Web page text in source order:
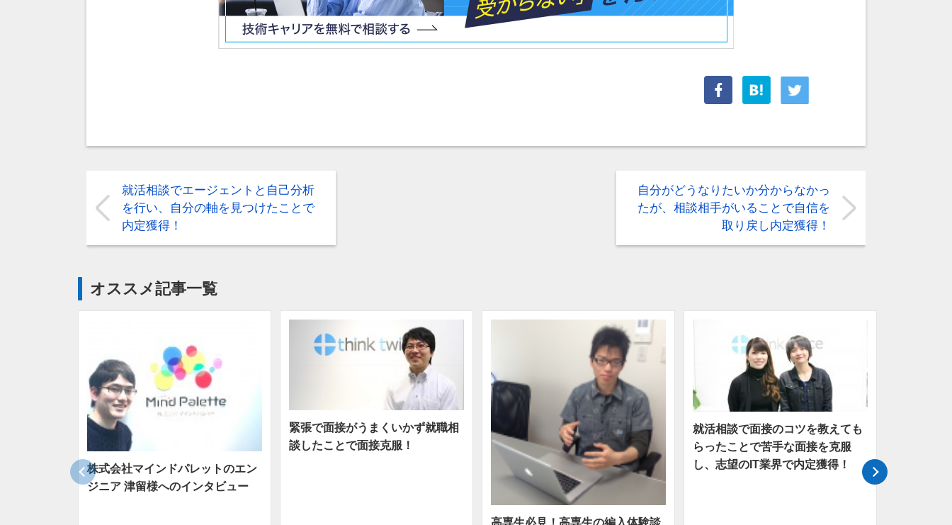
就活相談でエージェントと自己分析
を行い、自分の軸を見つけたことで
内定獲得！
自分がどうなりたいか分からなかっ
たが、相談相手がいることで自信を
取り戻し内定獲得！
オススメ記事一覧
株式会社マインドパレットのエン
ジニア 津留様へのインタビュー
緊張で面接がうまくいかず就職相
談したことで面接克服！
高専生必見！高専生の編入体験談
就活相談で面接のコツを教えても
らったことで苦手な面接を克服
し、志望のIT業界で内定獲得！